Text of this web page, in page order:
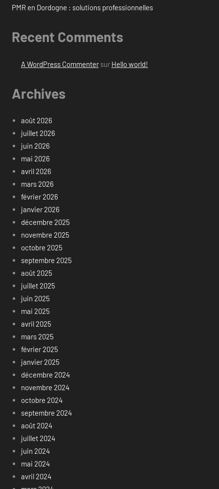
PMR en Dordogne : solutions professionnelles
Recent Comments
A WordPress Commentersur Hello world!
Archives
août 2026
juillet 2026
juin 2026
mai 2026
avril 2026
mars 2026
février 2026
janvier 2026
décembre 2025
novembre 2025
octobre 2025
septembre 2025
août 2025
juillet 2025
juin 2025
mai 2025
avril 2025
mars 2025
février 2025
janvier 2025
décembre 2024
novembre 2024
octobre 2024
septembre 2024
août 2024
juillet 2024
juin 2024
mai 2024
avril 2024